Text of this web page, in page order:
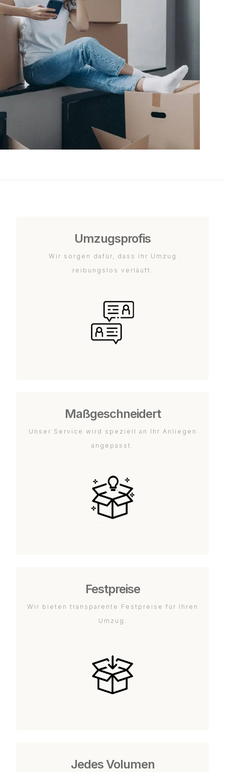
Umzugsprofis
Wir sorgen dafür, dass Ihr Umzug
reibungslos verläuft.
Maßgeschneidert
Unser Service wird speziell an Ihr Anliegen
angepasst.
Festpreise
Wir bieten transparente Festpreise für Ihren
Umzug.
Jedes Volumen